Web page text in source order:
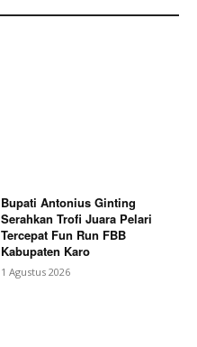
Bupati Antonius Ginting
Serahkan Trofi Juara Pelari
Tercepat Fun Run FBB
Kabupaten Karo
1 Agustus 2026